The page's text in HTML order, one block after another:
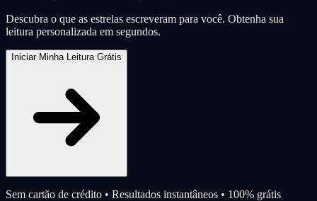
Descubra o que as estrelas escreveram para você. Obtenha sua
leitura personalizada em segundos.
Iniciar Minha Leitura Grátis
Sem cartão de crédito • Resultados instantâneos • 100% grátis